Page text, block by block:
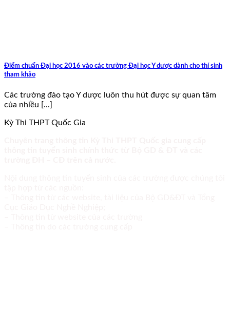
Điểm chuẩn Đại học 2016 vào các trường Đại học Y dược dành cho thí sinh
tham khảo
Các trường đào tạo Y dược luôn thu hút được sự quan tâm
của nhiều [...]
Kỳ Thi THPT Quốc Gia